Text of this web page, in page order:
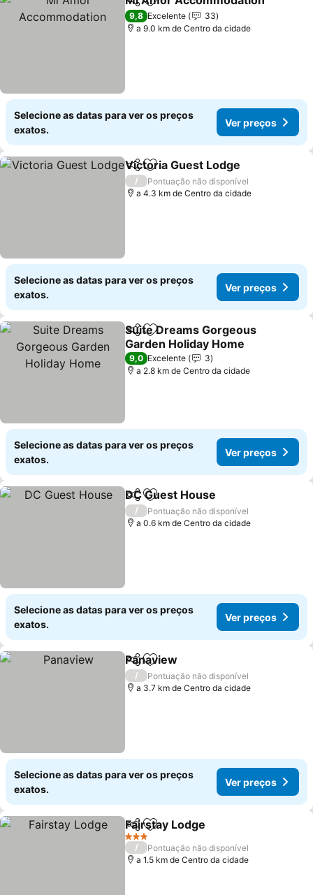
PartilharAdicionar aos favoritos
9,8 Excelente
33
a 9.0 km de Centro da cidade
Selecione as datas para ver os preços
exatos.
Ver preços
PartilharAdicionar aos favoritos
Victoria Guest Lodge
/
Pontuação não disponível
a 4.3 km de Centro da cidade
Selecione as datas para ver os preços
exatos.
Ver preços
PartilharAdicionar aos favoritos
Suite Dreams Gorgeous
Garden Holiday Home
Ver preços
9,0 Excelente
3
a 2.8 km de Centro da cidade
Selecione as datas para ver os preços
exatos.
Ver preços
PartilharAdicionar aos favoritos
DC Guest House
/
Pontuação não disponível
a 0.6 km de Centro da cidade
Selecione as datas para ver os preços
exatos.
Ver preços
PartilharAdicionar aos favoritos
Panaview
/
Pontuação não disponível
a 3.7 km de Centro da cidade
Selecione as datas para ver os preços
exatos.
Ver preços
PartilharAdicionar aos favoritos
Fairstay Lodge
3 Estrelas
/
Pontuação não disponível
a 1.5 km de Centro da cidade